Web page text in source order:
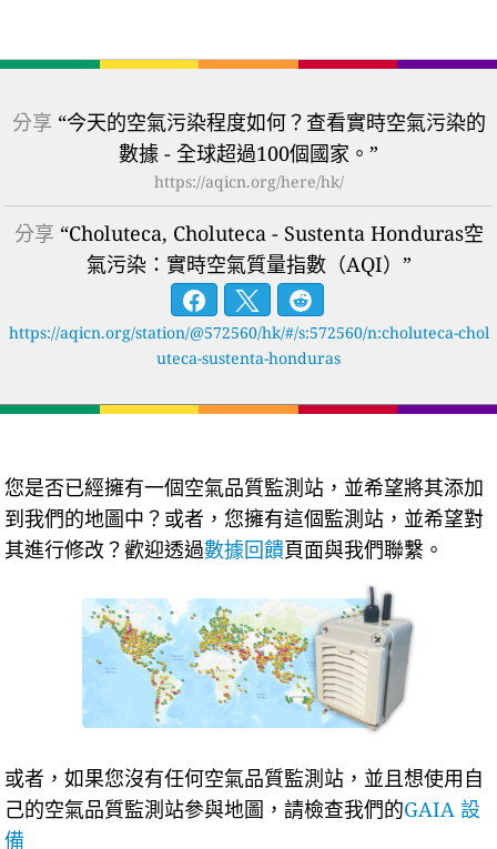
分享 “今天的空氣污染程度如何？查看實時空氣污染的
數據 - 全球超過100個國家。”
https://aqicn.org/here/hk/
分享 “Choluteca, Choluteca - Sustenta Honduras空
氣污染：實時空氣質量指數（AQI）”
https://aqicn.org/station/@572560/hk/#/s:572560/n:choluteca-chol
uteca-sustenta-honduras
您是否已經擁有一個空氣品質監測站，並希望將其添加
到我們的地圖中？或者，您擁有這個監測站，並希望對
其進行修改？歡迎透過數據回饋頁面與我們聯繫。
或者，如果您沒有任何空氣品質監測站，並且想使用自
己的空氣品質監測站參與地圖，請檢查我們的GAIA 設
備